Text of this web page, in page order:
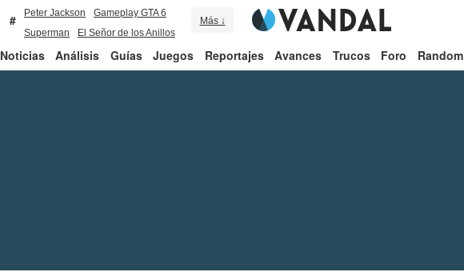
Peter Jackson
Gameplay GTA 6
Superman
El Señor de los Anillos
Más ↓
Noticias Análisis Guías Juegos Reportajes Avances Trucos Foro Random